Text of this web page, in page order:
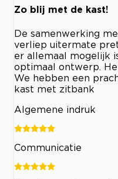
Zo blij met de kast!
De samenwerking
verliep uitermate
er allemaal mogelijk
optimaal ontwerp.
We hebben een
kast met zitbank
Algemene indruk
Communicatie